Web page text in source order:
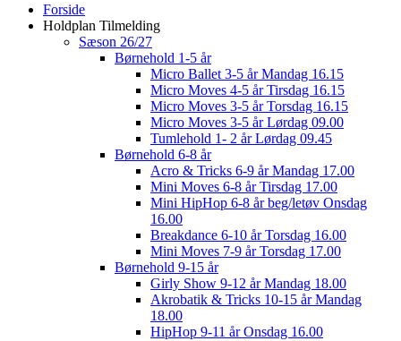
Close
Menu
Forside
Holdplan Tilmelding
Sæson 26/27
Børnehold 1-5 år
Micro Ballet 3-5 år Mandag 16.15
Micro Moves 4-5 år Tirsdag 16.15
Micro Moves 3-5 år Torsdag 16.15
Micro Moves 3-5 år Lørdag 09.00
Tumlehold 1- 2 år Lørdag 09.45
Børnehold 6-8 år
Acro & Tricks 6-9 år Mandag 17.00
Mini Moves 6-8 år Tirsdag 17.00
Mini HipHop 6-8 år beg/letøv Onsdag
16.00
Breakdance 6-10 år Torsdag 16.00
Mini Moves 7-9 år Torsdag 17.00
Børnehold 9-15 år
Girly Show 9-12 år Mandag 18.00
Akrobatik & Tricks 10-15 år Mandag
18.00
HipHop 9-11 år Onsdag 16.00